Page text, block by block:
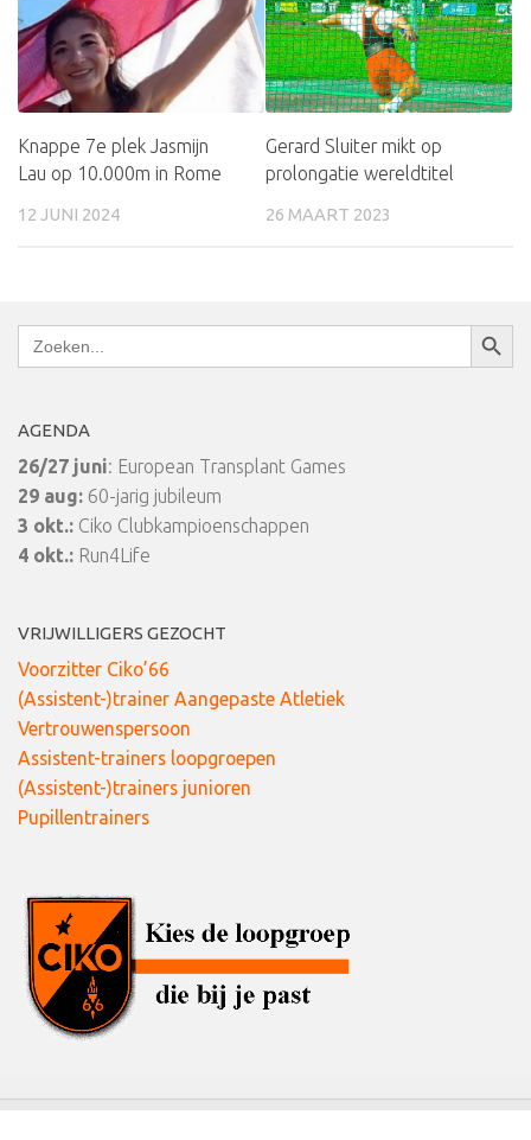
Knappe 7e plek Jasmijn
Lau op 10.000m in Rome
12 JUNI 2024
Gerard Sluiter mikt op
prolongatie wereldtitel
26 MAART 2023
Zoek
naar:
AGENDA
26/27 juni: European Transplant Games
29 aug: 60-jarig jubileum
3 okt.: Ciko Clubkampioenschappen
4 okt.: Run4Life
VRIJWILLIGERS GEZOCHT
Voorzitter Ciko’66
(Assistent-)trainer Aangepaste Atletiek
Vertrouwenspersoon
Assistent-trainers loopgroepen
(Assistent-)trainers junioren
Pupillentrainers